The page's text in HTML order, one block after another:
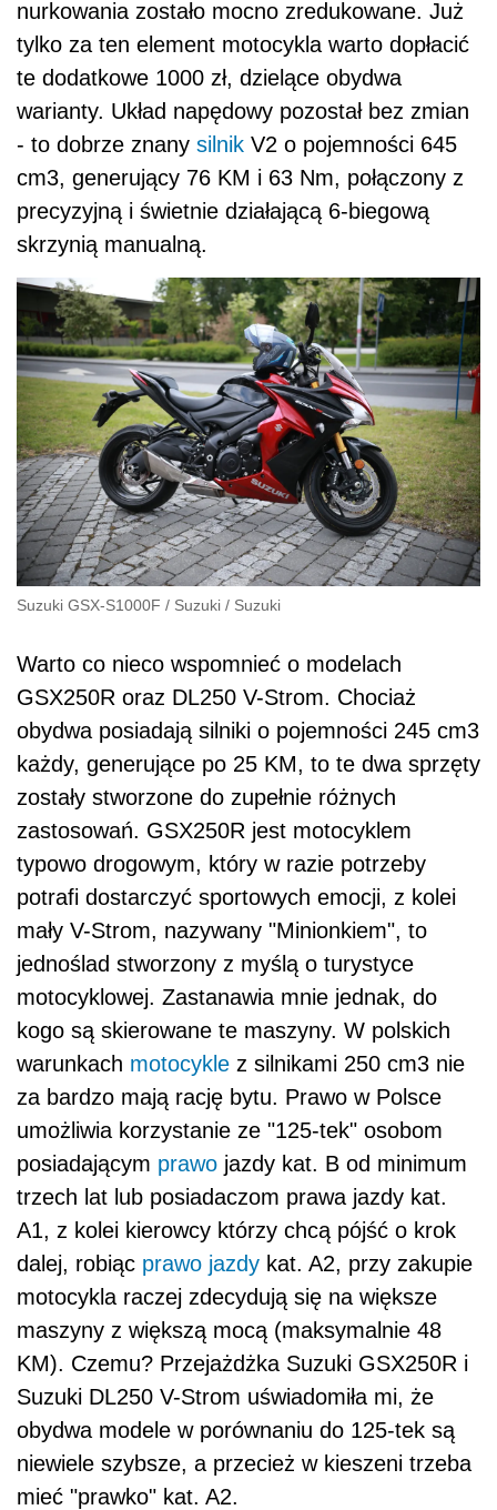
nurkowania zostało mocno zredukowane. Już
tylko za ten element motocykla warto dopłacić
te dodatkowe 1000 zł, dzielące obydwa
warianty. Układ napędowy pozostał bez zmian
- to dobrze znany silnik V2 o pojemności 645
cm3, generujący 76 KM i 63 Nm, połączony z
precyzyjną i świetnie działającą 6-biegową
skrzynią manualną.
Suzuki GSX-S1000F / Suzuki / Suzuki
Warto co nieco wspomnieć o modelach
GSX250R oraz DL250 V-Strom. Chociaż
obydwa posiadają silniki o pojemności 245 cm3
każdy, generujące po 25 KM, to te dwa sprzęty
zostały stworzone do zupełnie różnych
zastosowań. GSX250R jest motocyklem
typowo drogowym, który w razie potrzeby
potrafi dostarczyć sportowych emocji, z kolei
mały V-Strom, nazywany "Minionkiem", to
jednoślad stworzony z myślą o turystyce
motocyklowej. Zastanawia mnie jednak, do
kogo są skierowane te maszyny. W polskich
warunkach motocykle z silnikami 250 cm3 nie
za bardzo mają rację bytu. Prawo w Polsce
umożliwia korzystanie ze "125-tek" osobom
posiadającym prawo jazdy kat. B od minimum
trzech lat lub posiadaczom prawa jazdy kat.
A1, z kolei kierowcy którzy chcą pójść o krok
dalej, robiąc prawo jazdy kat. A2, przy zakupie
motocykla raczej zdecydują się na większe
maszyny z większą mocą (maksymalnie 48
KM). Czemu? Przejażdżka Suzuki GSX250R i
Suzuki DL250 V-Strom uświadomiła mi, że
obydwa modele w porównaniu do 125-tek są
niewiele szybsze, a przecież w kieszeni trzeba
mieć "prawko" kat. A2.